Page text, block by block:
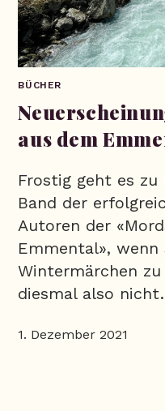
BÜCHER
aus dem
Frostig geht es
Band der
Autoren der
Emmental», wenn
Wintermärchen
diesmal also
1. Dezember 2021